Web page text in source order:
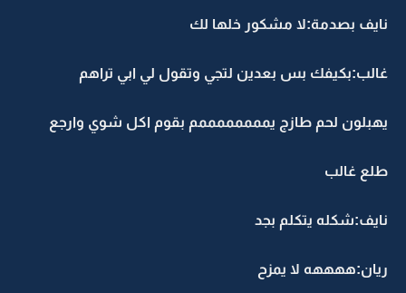
نايف بصدمة:لا مشكور خلها لك
غالب:بكيفك بس بعدين لتجي وتقول لي ابي تراهم
يهبلون لحم طازج يممممممممم بقوم اكل شوي وارجع
طلع غالب
نايف:شكله يتكلم بجد
ريان:ههههه لا يمزح